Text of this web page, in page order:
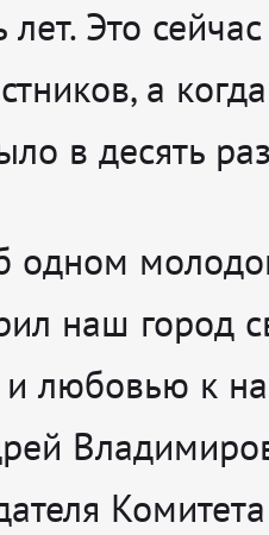
Это
а
в десять
одном
наш город
и любовью к